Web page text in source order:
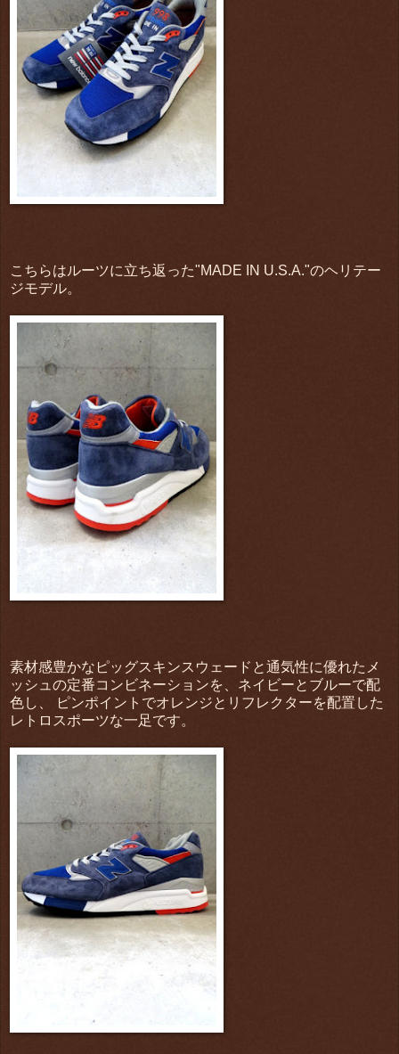
こちらはルーツに立ち返った"MADE IN U.S.A."のヘリテー
ジモデル。
素材感豊かなピッグスキンスウェードと通気性に優れたメ
ッシュの定番コンビネーションを、ネイビーとブルーで配
色し、 ピンポイントでオレンジとリフレクターを配置した
レトロスポーツな一足です。